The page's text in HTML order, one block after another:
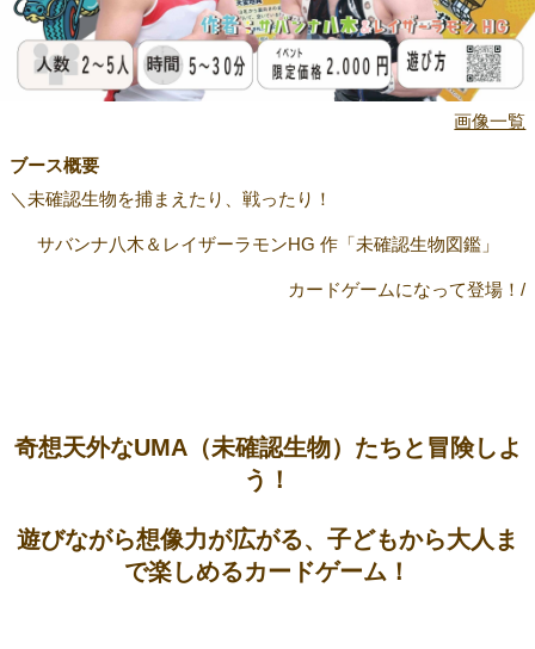
画像一覧
ブース概要
＼未確認生物を捕まえたり、戦ったり！
サバンナ八木＆レイザーラモンHG 作「未確認生物図鑑」
カードゲームになって登場！/
奇想天外なUMA（未確認生物）たちと冒険しよ
う！
遊びながら想像力が広がる、子どもから大人ま
で楽しめるカードゲーム！